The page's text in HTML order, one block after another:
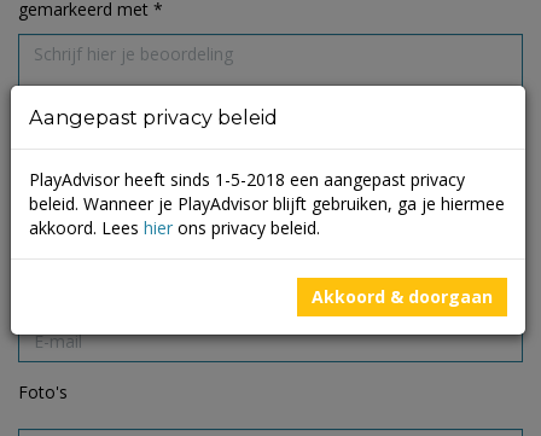
gemarkeerd met *
Foto's
Aangepast privacy beleid
PlayAdvisor heeft sinds 1-5-2018 een aangepast privacy
beleid. Wanneer je PlayAdvisor blijft gebruiken, ga je hiermee
akkoord. Lees hier ons privacy beleid.
Akkoord & doorgaan